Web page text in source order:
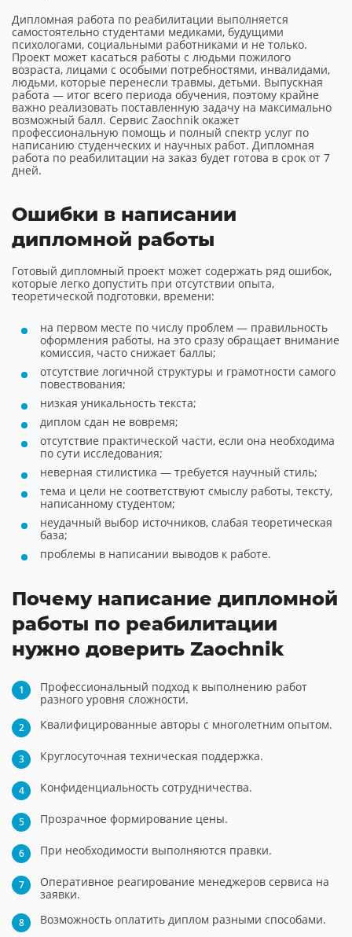
Дипломная работа по реабилитации выполняется
самостоятельно студентами медиками, будущими
психологами, социальными работниками и не только.
Проект может касаться работы с людьми пожилого
возраста, лицами с особыми потребностями, инвалидами,
людьми, которые перенесли травмы, детьми. Выпускная
работа — итог всего периода обучения, поэтому крайне
важно реализовать поставленную задачу на максимально
возможный балл. Сервис Zaochnik окажет
профессиональную помощь и полный спектр услуг по
написанию студенческих и научных работ. Дипломная
работа по реабилитации на заказ будет готова в срок от 7
дней.
Ошибки в написании
дипломной работы
Готовый дипломный проект может содержать ряд ошибок,
которые легко допустить при отсутствии опыта,
теоретической подготовки, времени:
на первом месте по числу проблем — правильность
оформления работы, на это сразу обращает внимание
комиссия, часто снижает баллы;
отсутствие логичной структуры и грамотности самого
повествования;
низкая уникальность текста;
диплом сдан не вовремя;
отсутствие практической части, если она необходима
по сути исследования;
неверная стилистика — требуется научный стиль;
тема и цели не соответствуют смыслу работы, тексту,
написанному студентом;
неудачный выбор источников, слабая теоретическая
база;
проблемы в написании выводов к работе.
Почему написание дипломной
работы по реабилитации
нужно доверить Zaochnik
Профессиональный подход к выполнению работ
разного уровня сложности.
Квалифицированные авторы с многолетним опытом.
Круглосуточная техническая поддержка.
Конфиденциальность сотрудничества.
Прозрачное формирование цены.
При необходимости выполняются правки.
Оперативное реагирование менеджеров сервиса на
заявки.
Возможность оплатить диплом разными способами.